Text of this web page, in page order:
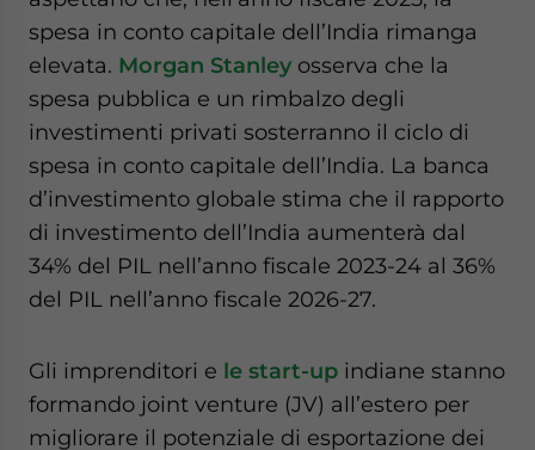
spesa in conto capitale dell’India rimanga
elevata. Morgan Stanley osserva che la
spesa pubblica e un rimbalzo degli
investimenti privati sosterranno il ciclo di
spesa in conto capitale dell’India. La banca
d’investimento globale stima che il rapporto
di investimento dell’India aumenterà dal
34% del PIL nell’anno fiscale 2023-24 al 36%
del PIL nell’anno fiscale 2026-27.
Gli imprenditori e le start-up indiane stanno
formando joint venture (JV) all’estero per
migliorare il potenziale di esportazione dei